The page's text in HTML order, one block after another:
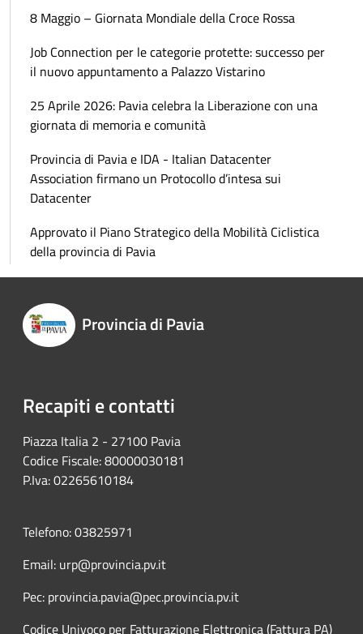
8 Maggio – Giornata Mondiale della Croce Rossa
Job Connection per le categorie protette: successo per
il nuovo appuntamento a Palazzo Vistarino
25 Aprile 2026: Pavia celebra la Liberazione con una
giornata di memoria e comunità
Provincia di Pavia e IDA - Italian Datacenter
Association firmano un Protocollo d’intesa sui
Datacenter
Approvato il Piano Strategico della Mobilità Ciclistica
della provincia di Pavia
Provincia di Pavia
Recapiti e contatti
Piazza Italia 2 - 27100 Pavia
Codice Fiscale: 80000030181
P.Iva: 02265610184
Telefono: 03825971
Email: urp@provincia.pv.it
Pec: provincia.pavia@pec.provincia.pv.it
Codice Univoco per Fatturazione Elettronica (Fattura PA)